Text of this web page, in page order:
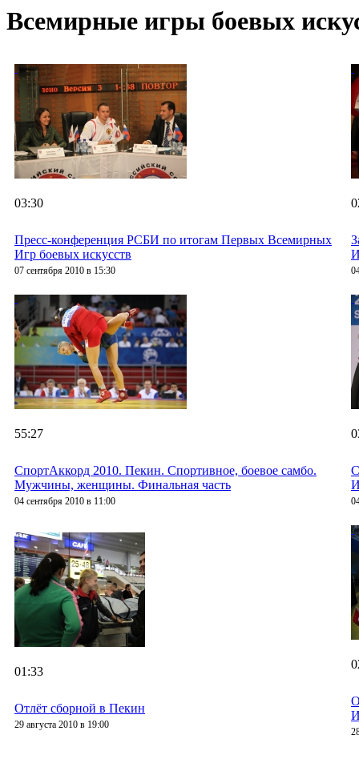
Всемирные игры боевых
03:30
Пресс-конференция РСБИ по итогам Первых Всемирных
Игр боевых искусств
07 сентября 2010 в 15:30
55:27
СпортАккорд 2010. Пекин. Спортивное, боевое самбо.
Мужчины, женщины. Финальная часть
04 сентября 2010 в 11:00
01:33
Отлёт сборной в Пекин
29 августа 2010 в 19:00